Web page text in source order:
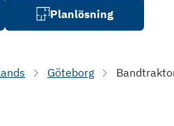
Planlösning
Göteborg